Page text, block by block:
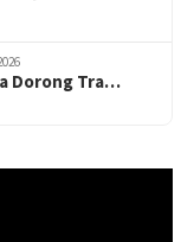
Dorong Tra…